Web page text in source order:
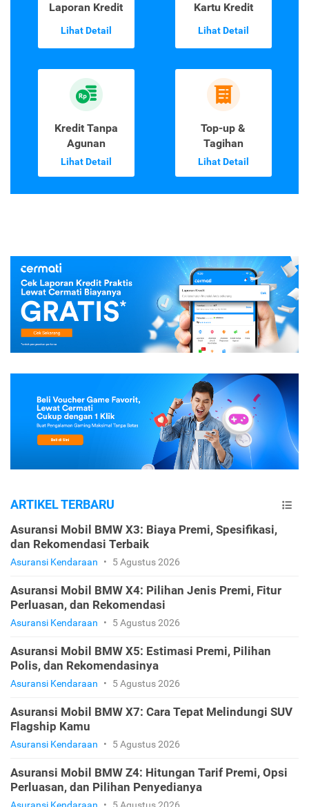
Laporan Kredit
Lihat Detail
Kartu Kredit
Lihat Detail
Kredit Tanpa
Agunan
Lihat Detail
Top-up &
Tagihan
Lihat Detail
ARTIKEL TERBARU
Asuransi Mobil BMW X3: Biaya Premi, Spesifikasi,
dan Rekomendasi Terbaik
Asuransi Kendaraan • 5 Agustus 2026
Asuransi Mobil BMW X4: Pilihan Jenis Premi, Fitur
Perluasan, dan Rekomendasi
Asuransi Kendaraan • 5 Agustus 2026
Asuransi Mobil BMW X5: Estimasi Premi, Pilihan
Polis, dan Rekomendasinya
Asuransi Kendaraan • 5 Agustus 2026
Asuransi Mobil BMW X7: Cara Tepat Melindungi SUV
Flagship Kamu
Asuransi Kendaraan • 5 Agustus 2026
Asuransi Mobil BMW Z4: Hitungan Tarif Premi, Opsi
Perluasan, dan Pilihan Penyedianya
Asuransi Kendaraan • 5 Agustus 2026